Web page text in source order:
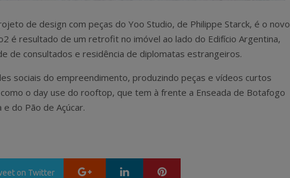
de design com peças do Yoo Studio, de Philippe Starck, é o novo
é resultado de um retrofit no imóvel ao lado do Edifício Argentina,
de consultados e residência de diplomatas estrangeiros.
sociais do empreendimento, produzindo peças e vídeos curtos
o day use do rooftop, que tem à frente a Enseada de Botafogo
do Pão de Açúcar.
on Twitter Google+ LinkedIn